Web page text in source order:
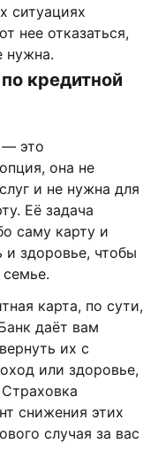
ситуациях
нее отказаться,
нужна.
кредитной
— это
она не
и не нужна для
Её задача
саму карту и
и здоровье, чтобы
карта, по сути,
даёт вам
их с
или здоровье,
снижения этих
случая за вас